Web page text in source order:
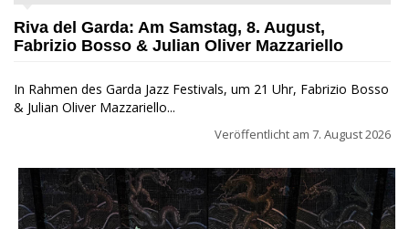
Riva del Garda: Am Samstag, 8. August,
Fabrizio Bosso & Julian Oliver Mazzariello
In Rahmen des Garda Jazz Festivals, um 21 Uhr, Fabrizio Bosso
& Julian Oliver Mazzariello...
Veröffentlicht am 7. August 2026